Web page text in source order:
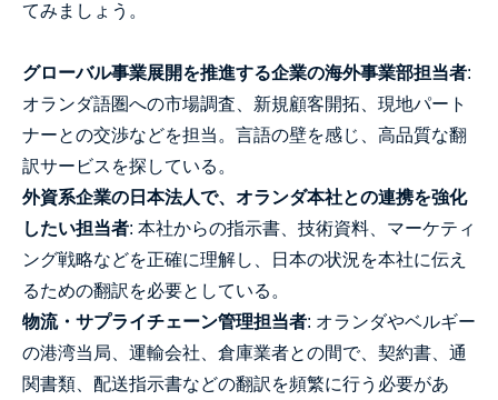
てみましょう。
グローバル事業展開を推進する企業の海外事業部担当者:
オランダ語圏への市場調査、新規顧客開拓、現地パート
ナーとの交渉などを担当。言語の壁を感じ、高品質な翻
訳サービスを探している。
外資系企業の日本法人で、オランダ本社との連携を強化
したい担当者: 本社からの指示書、技術資料、マーケティ
ング戦略などを正確に理解し、日本の状況を本社に伝え
るための翻訳を必要としている。
物流・サプライチェーン管理担当者: オランダやベルギー
の港湾当局、運輸会社、倉庫業者との間で、契約書、通
関書類、配送指示書などの翻訳を頻繁に行う必要があ